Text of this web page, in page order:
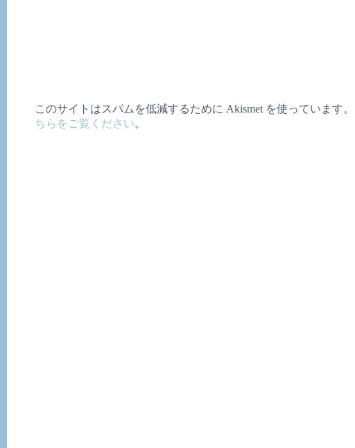
このサイトはスパムを低減するために Akismet を使っています。
ちらをご覧ください。